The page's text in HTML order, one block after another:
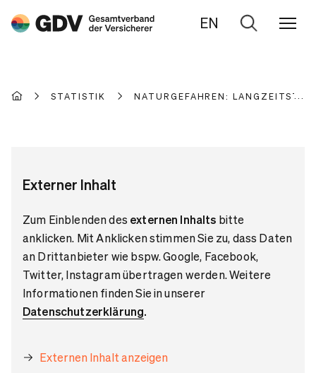
EN
Zur
STATISTIK NATURGEFAHREN:
Externer Inhalt
Zum Einblenden des externen Inhalts bitte
anklicken. Mit Anklicken stimmen Sie zu, dass Daten
an Drittanbieter wie bspw. Google, Facebook,
Twitter, Instagram übertragen werden. Weitere
Informationen finden Sie in unserer
Datenschutzerklärung.
Externen Inhalt anzeigen